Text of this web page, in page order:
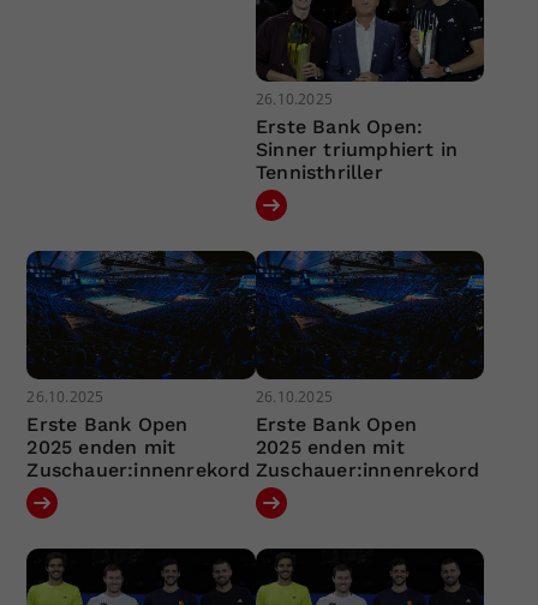
26.10.2025
Erste Bank Open:
Sinner triumphiert in
Tennisthriller
26.10.2025
Erste Bank Open
2025 enden mit
Zuschauer:innenrekord
26.10.2025
Erste Bank Open
2025 enden mit
Zuschauer:innenrekord